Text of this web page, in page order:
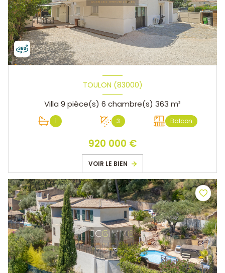
TOULON (83000)
Villa 9 pièce(s) 6 chambre(s) 363 m²
1 3 Balcon
920 000 €
VOIR LE BIEN